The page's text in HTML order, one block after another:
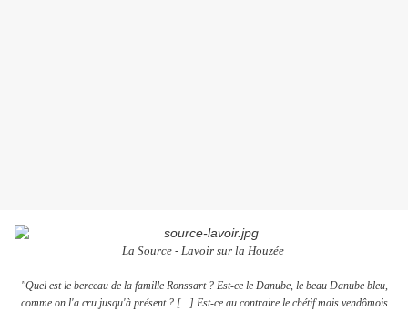
La Source - Lavoir sur la Houzée
"Quel est le berceau de la famille Ronssart ? Est-ce le Danube, le beau Danube bleu,
comme on l'a cru jusqu'à présent ? [...] Est-ce au contraire le chétif mais vendômois